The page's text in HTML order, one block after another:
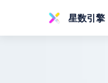
星数引擎